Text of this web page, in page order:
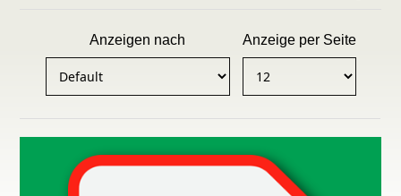
Anzeigen nach Anzeige per Seite